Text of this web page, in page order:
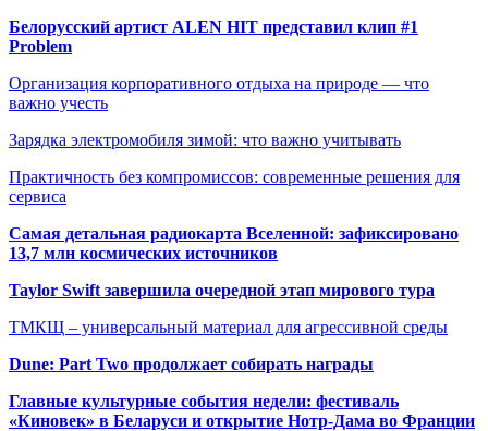
Белорусский артист ALEN HIT представил клип #1
Problem
Организация корпоративного отдыха на природе — что
важно учесть
Зарядка электромобиля зимой: что важно учитывать
Практичность без компромиссов: современные решения для
сервиса
Самая детальная радиокарта Вселенной: зафиксировано
13,7 млн космических источников
Taylor Swift завершила очередной этап мирового тура
ТМКЩ – универсальный материал для агрессивной среды
Dune: Part Two продолжает собирать награды
Главные культурные события недели: фестиваль
«Киновек» в Беларуси и открытие Нотр-Дама во Франции